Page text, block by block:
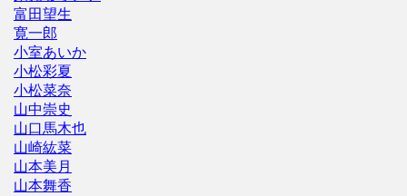
富田望生
寛一郎
小室あいか
小松彩夏
小松菜奈
山中崇史
山口馬木也
山崎紘菜
山本美月
山本舞香